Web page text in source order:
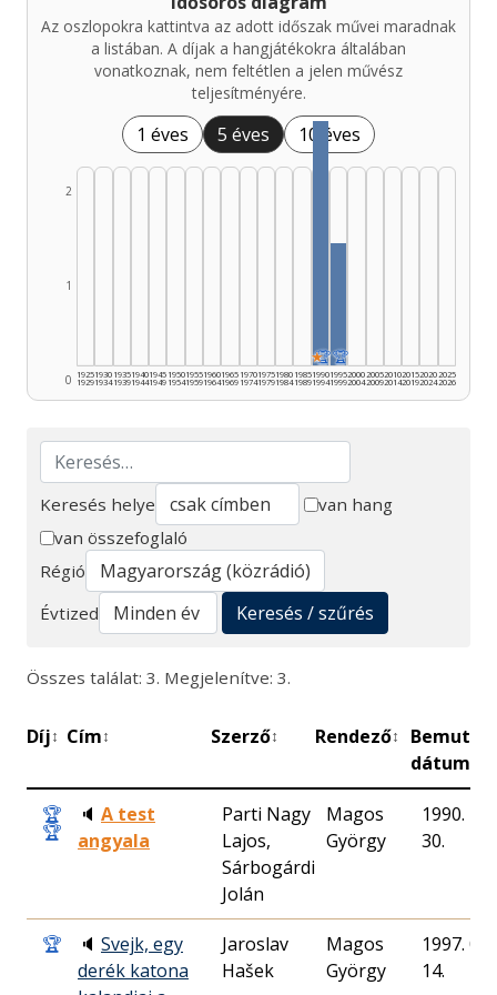
Az oszlopokra kattintva az adott időszak művei maradnak
a listában. A díjak a hangjátékokra általában
vonatkoznak, nem feltétlen a jelen művész
teljesítményére.
1 éves 5 éves 10 éves
0
1
2
1925
1929
1930
1934
1935
1939
1940
1944
1945
1949
1950
1954
1955
1959
1960
1964
1965
1969
1970
1974
1975
1979
1980
1984
1985
1989
🏆
★
1990
1994
🏆
1995
1999
2000
2004
2005
2009
2010
2014
2015
2019
2020
2024
2025
2026
Keresés
Keresés helye
van hang
van összefoglaló
Régió
Évtized
Keresés / szűrés
Összes találat: 3. Megjelenítve: 3.
Díj↕ Cím↕ Szerző↕ Rendező↕
dátuma
🏆
🏆
🔈 A test
angyala
Parti Nagy
Lajos,
Sárbogárdi
Jolán
Magos
György
1990. 12.
30.
🏆 🔈 Svejk, egy
derék katona
Jaroslav
Hašek
Magos
György
1997. 04.
14.